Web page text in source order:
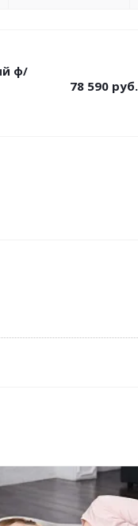
ф/
78 590 руб.